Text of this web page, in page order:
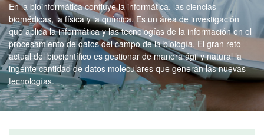
En la bioinformática confluye la informática, las ciencias
biomédicas, la física y la química. Es un área de investigación
que aplica la informática y las tecnologías de la información en el
procesamiento de datos del campo de la biología. El gran reto
actual del biocientífico es gestionar de manera ágil y natural la
ingente cantidad de datos moleculares que generan las nuevas
tecnologías.